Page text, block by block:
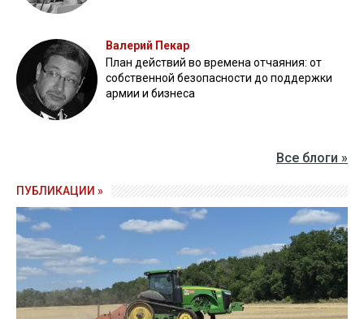
Валерий Пекар
План действий во времена отчаяния: от
собственной безопасности до поддержки
армии и бизнеса
Все блоги »
ПУБЛИКАЦИИ »